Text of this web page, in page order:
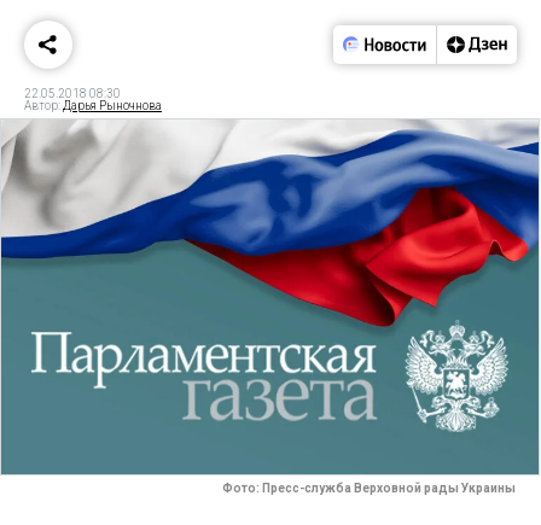
22.05.2018 08:30
Автор: Дарья Рыночнова
Фото: Пресс-служба Верховной рады Украины